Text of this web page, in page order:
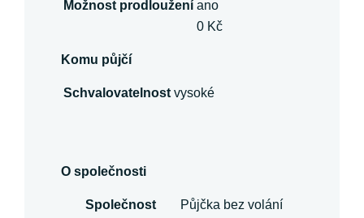
Možnost prodloužení ano
0 Kč
Komu půjčí
Schvalovatelnost vysoké
O společnosti
Společnost
Půjčka bez volání